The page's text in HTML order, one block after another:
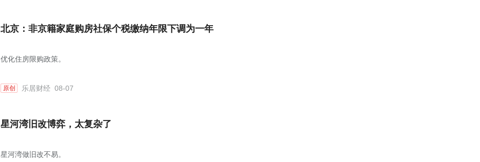
北京：非京籍家庭购房社保个税缴纳年限下调为一年
优化住房限购政策。
原创 乐居财经 08-07
星河湾旧改博弈，太复杂了
星河湾做旧改不易。